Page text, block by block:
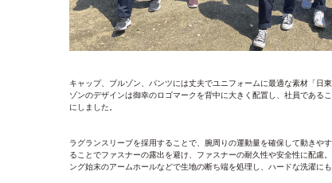
キャップ、ブルゾン、パンツには丈夫でユニフォームに最適な素材「日
ゾンのデザインは御幸のロゴマークを背中に大きく配置し、社員である
にしました。
ラグランスリーブを採用することで、腕周りの運動量を確保して動きや
ることでファスナーの露出を避け、ファスナーの耐久性や安全性に配慮
ング始末のアームホールなどで生地の断ち端を処理し、ハードな洗濯に